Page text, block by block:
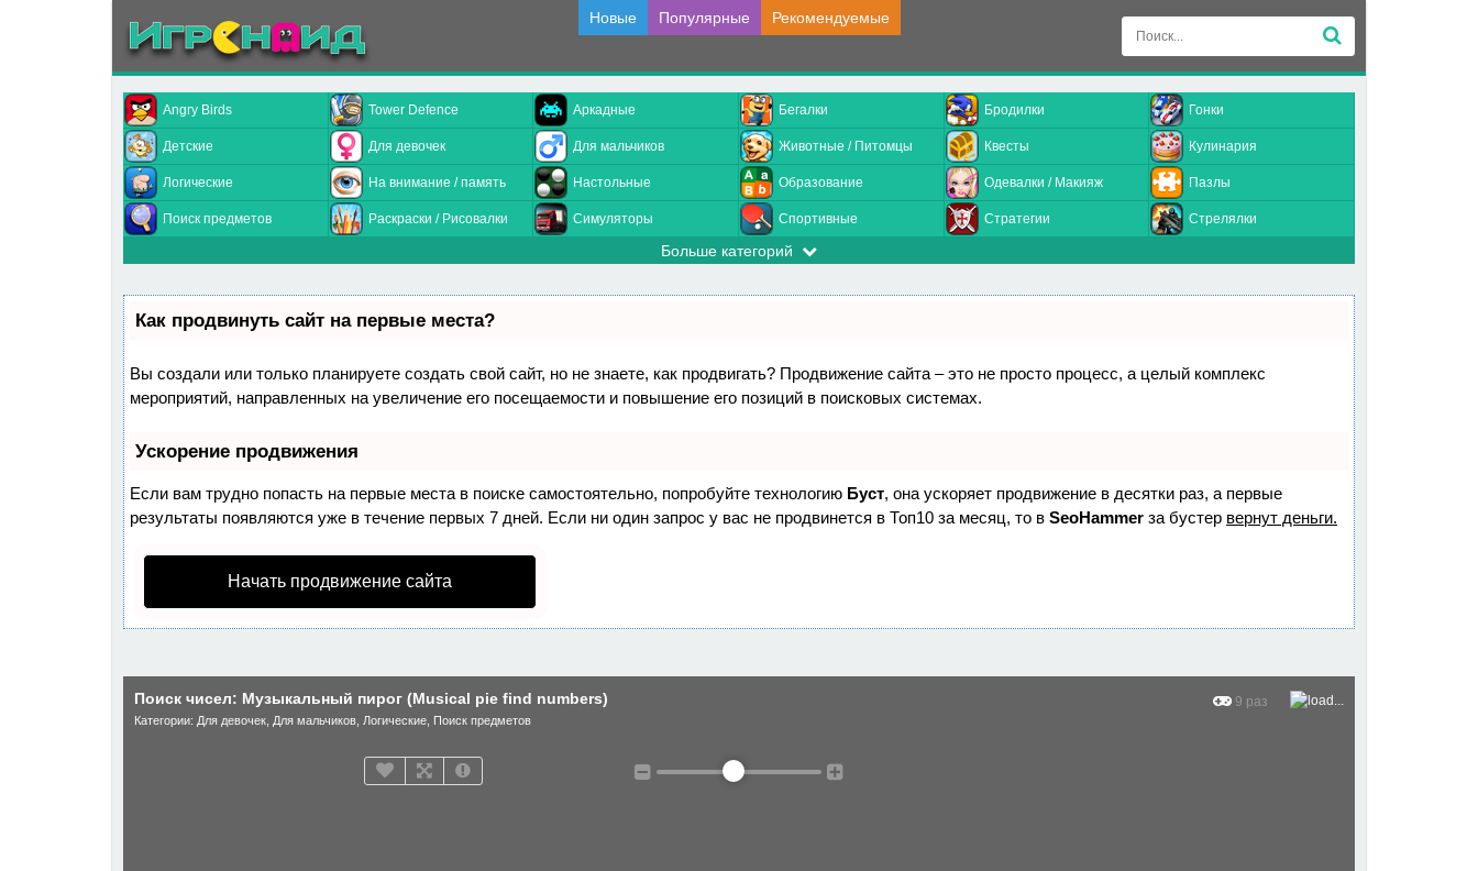
Новые Популярные Рекомендуемые
Angry Birds Tower Defence Аркадные Бегалки Бродилки Гонки
Детские Для девочек Для мальчиков Животные / Питомцы Квесты Кулинария
Логические На внимание / память Настольные Образование Одевалки / Макияж Пазлы
Поиск предметов Раскраски / Рисовалки Симуляторы Спортивные Стратегии Стрелялки
Больше категорий
Как продвинуть сайт на первые места?
Вы создали или только планируете создать свой сайт, но не знаете, как продвигать? Продвижение сайта – это не просто процесс, а целый комплекс
мероприятий, направленных на увеличение его посещаемости и повышение его позиций в поисковых системах.
Ускорение продвижения
Если вам трудно попасть на первые места в поиске самостоятельно, попробуйте технологию Буст, она ускоряет продвижение в десятки раз, а первые
результаты появляются уже в течение первых 7 дней. Если ни один запрос у вас не продвинется в Топ10 за месяц, то в SeoHammer за бустер вернут деньги.
Начать продвижение сайта
Поиск чисел: Музыкальный пирог (Musical pie find numbers) 9 раз
Категории: Для девочек Для мальчиков Логические Поиск предметов